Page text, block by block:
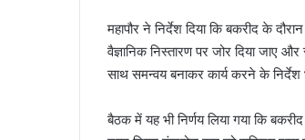
महापौर ने निर्देश दिया कि बकरीद के
वैज्ञानिक निस्तारण पर जोर दिया जाए
साथ समन्वय बनाकर कार्य करने के निर्देश
बैठक में यह भी निर्णय लिया गया कि